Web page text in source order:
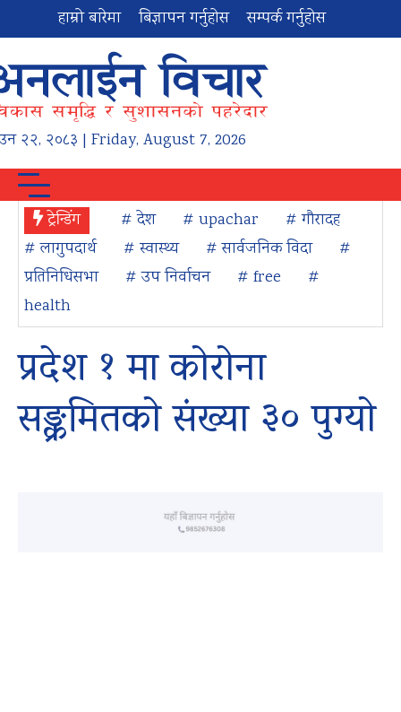
हाम्रो बारेमा बिज्ञापन गर्नुहोस सम्पर्क गर्नुहोस
२२, २०८३ | Friday, August 7, 2026
ट्रेन्डिंग # देश # upachar
# गौरादह
# लागुपदार्थ
# स्वास्थ्य # सार्वजनिक विदा
#
प्रतिनिधिसभा
# उप निर्वाचन # free
#
health
प्रदेश १ मा कोरोना
सङ्क्रमितको संख्या ३० पुग्यो